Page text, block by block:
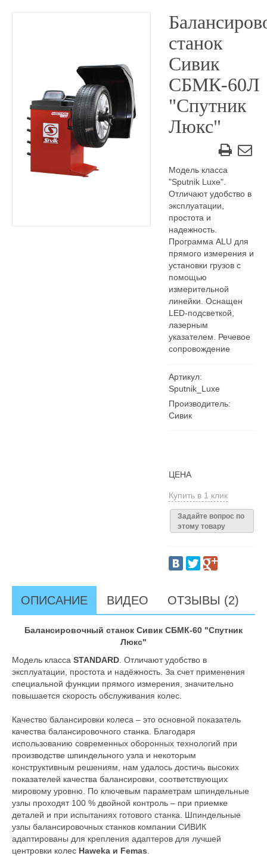
станок
Сивик
СБМК-60Л
"Спутник
Люкс"
Модель класса
"Sputnik Luxe".
Отличают удобство в
эксплуатации,
простота и
надежность.
Программа ALU для
прямого измерения и
установки грузов с
помощью
измерительной
линейки. Оснащен
LED-подсветкой,
лазерным
указателем. Речевое
сопровождение
Артикул:
Sputnik_Luxe
Производитель:
Сивик
ЦЕНА
Купить в 1 клик
Задайте вопрос по
этому товару
ОПИСАНИЕ ВИДЕО ОТЗЫВЫ (2)
Балансировочный станок Сивик СБМК-60 "Спутник
Люкс"
Модель класса STANDARD . Отличают удобство в
эксплуатации, простота и надёжность. За счет применения
специальной функции прямого измерения, значительно
повышается скорость обслуживания колес.
Качество балансировки колеса – это основной показатель
качества балансировочного станка. Благодаря
использованию современных оборонных технологий при
производстве шпиндельного узла и некоторым
конструктивным решениям, нам удалось достичь высоких
показателей качества балансировки, соответствующих
мировому уровню. По ключевым параметрам шпиндельные
узлы проходят 100 % двойной контроль – при приемке
деталей и при испытаниях готового станка. Шпиндельные
узлы балансировочных станков компании СИВИК
адаптированы для крепления адаптеров для лучшей
центровки колес Haweka и Femas